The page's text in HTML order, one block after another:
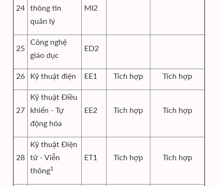
24 thông tin
quản lý
MI2
25
Công nghệ
giáo dục
ED2
26 Kỹ thuật điện EE1 Tích hợp Tích hợp
27
Kỹ thuật Điều
khiển - Tự
động hóa
EE2 Tích hợp Tích hợp
28
Kỹ thuật Điện
tử - Viễn
thông1
ET1 Tích hợp Tích hợp